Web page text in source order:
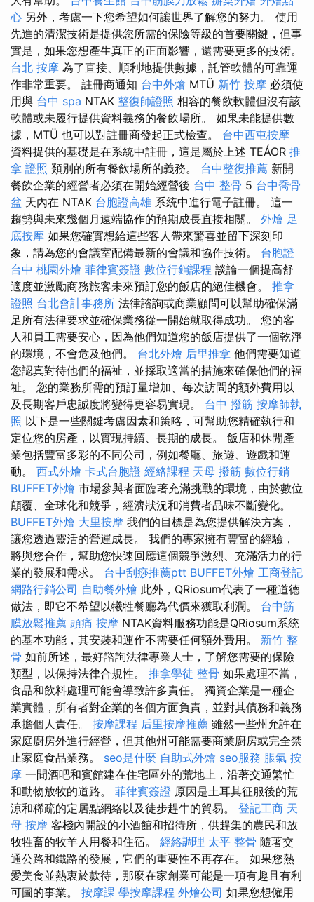
心 另外，考慮一下您希望如何讓世界了解您的努力。 使用
先進的清潔技術是提供您所需的保險等級的首要關鍵，但事
實是，如果您想產生真正的正面影響，還需要更多的技術。
台北 按摩 為了直接、順利地提供數據，託管軟體的可靠運
作非常重要。 註冊商通知 台中外燴 MTÜ 新竹 按摩 必須使
用與 台中 spa NTAK 整復師證照 相容的餐飲軟體但沒有該
軟體或未履行提供資料義務的餐飲場所。 如果未能提供數
據，MTÜ 也可以對註冊商發起正式檢查。 台中西屯按摩
資料提供的基礎是在系統中註冊，這是屬於上述 TEÁOR 推
拿 證照 類別的所有餐飲場所的義務。 台中整復推薦 新開
餐飲企業的經營者必須在開始經營後 台中 整骨 5 台中喬骨
盆 天內在 NTAK 台胞證高雄 系統中進行電子註冊。 這一
趨勢與未來幾個月遠端協作的預期成長直接相關。 外燴 足
底按摩 如果您確實想給這些客人帶來驚喜並留下深刻印
象，請為您的會議室配備最新的會議和協作技術。 台胞證
台中 桃園外燴 菲律賓簽證 數位行銷課程 談論一個提高舒
適度並激勵商務旅客未來預訂您的飯店的絕佳機會。 推拿
證照 台北會計事務所 法律諮詢或商業顧問可以幫助確保滿
足所有法律要求並確保業務從一開始就取得成功。 您的客
人和員工需要安心，因為他們知道您的飯店提供了一個乾淨
的環境，不會危及他們。 台北外燴 后里推拿 他們需要知道
您認真對待他們的福祉，並採取適當的措施來確保他們的福
祉。 您的業務所需的預訂量增加、每次訪問的額外費用以
及長期客戶忠誠度將變得更容易實現。 台中 撥筋 按摩師執
照 以下是一些關鍵考慮因素和策略，可幫助您精確執行和
定位您的房產，以實現持續、長期的成長。 飯店和休閒產
業包括豐富多彩的不同公司，例如餐廳、旅遊、遊戲和運
動。 西式外燴 卡式台胞證 經絡課程 天母 撥筋 數位行銷
BUFFET外燴 市場參與者面臨著充滿挑戰的環境，由於數位
顛覆、全球化和競爭，經濟狀況和消費者品味不斷變化。
BUFFET外燴 大里按摩 我們的目標是為您提供解決方案，
讓您透過靈活的營運成長。 我們的專家擁有豐富的經驗，
將與您合作，幫助您快速回應這個競爭激烈、充滿活力的行
業的發展和需求。 台中刮痧推薦ptt BUFFET外燴 工商登記
網路行銷公司 自助餐外燴 此外，QRiosum代表了一種道德
做法，即它不希望以犧牲餐廳為代價來獲取利潤。 台中筋
膜放鬆推薦 頭痛 按摩 NTAK資料服務功能是QRiosum系統
的基本功能，其安裝和運作不需要任何額外費用。 新竹 整
骨 如前所述，最好諮詢法律專業人士，了解您需要的保險
類型，以保持法律合規性。 推拿學徒 整骨 如果處理不當，
食品和飲料處理可能會導致許多責任。 獨資企業是一種企
業實體，所有者對企業的各個方面負責，並對其債務和義務
承擔個人責任。 按摩課程 后里按摩推薦 雖然一些州允許在
家庭廚房外進行經營，但其他州可能需要商業廚房或完全禁
止家庭食品業務。 seo是什麼 自助式外燴 seo服務 脹氣 按
摩 一間酒吧和賓館建在住宅區外的荒地上，沿著交通繁忙
和動物放牧的道路。 菲律賓簽證 原因是土耳其征服後的荒
涼和稀疏的定居點網絡以及徒步趕牛的貿易。 登記工商 天
母 按摩 客棧內開設的小酒館和招待所，供趕集的農民和放
牧牲畜的牧羊人用餐和住宿。 經絡調理 太平 整骨 隨著交
通公路和鐵路的發展，它們的重要性不再存在。 如果您熱
愛美食並熱衷於款待，那麼在家創業可能是一項有趣且有利
可圖的事業。 按摩課 學按摩課程 外燴公司 如果您想僱用